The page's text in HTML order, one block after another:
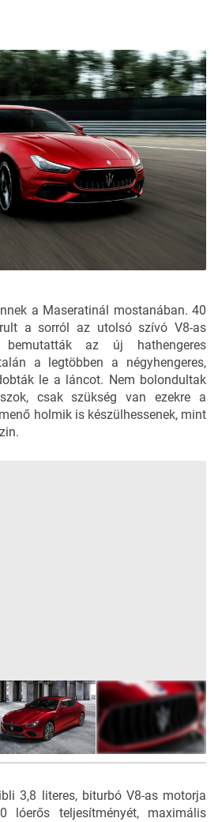
a Maseratinál mostanában. 40
a sorról az utolsó szívó V8-as
az új hathengeres
a legtöbben a négyhengeres,
le a láncot. Nem bolondultak
csak szükség van ezekre a
holmik is készülhessenek, mint
3,8 literes, biturbó V8-as motorja
lóerős teljesítményét, maximális